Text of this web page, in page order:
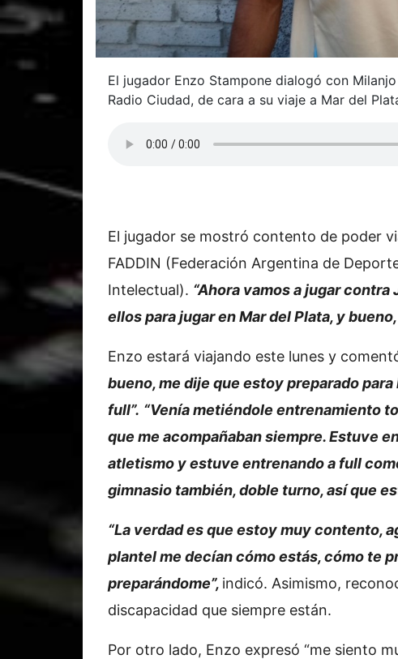
El jugador Enzo Stampone dialogó con
Radio Ciudad, de cara a su viaje a Mar del
El jugador se mostró contento de poder
FADDIN (Federación Argentina de
Intelectual). “Ahora vamos a jugar
ellos para jugar en Mar del Plata, y
Enzo estará viajando este lunes y
bueno, me dije que estoy preparado
full”. “Venía metiéndole entrenamiento
que me acompañaban siempre. Estuve
atletismo y estuve entrenando a full
gimnasio también, doble turno, así que
“La verdad es que estoy muy contento,
plantel me decían cómo estás, cómo te
preparándome”, indicó. Asimismo,
discapacidad que siempre están.
Por otro lado, Enzo expresó “me siento